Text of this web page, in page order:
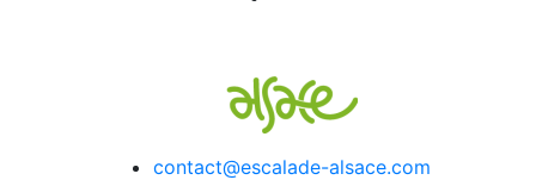
contact@escalade-alsace.com